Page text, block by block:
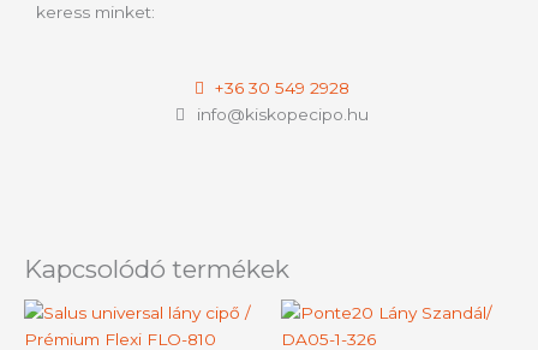
keress minket:
+36 30 549 2928
info@kiskopecipo.hu
Kapcsolódó termékek
Ennek
a
Ennek